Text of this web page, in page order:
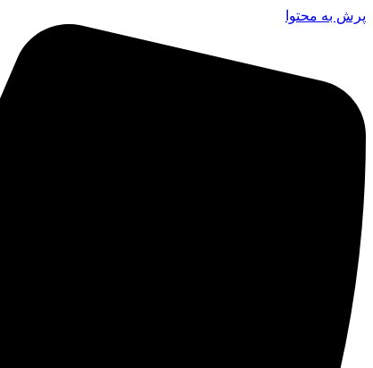
پرش به محتوا